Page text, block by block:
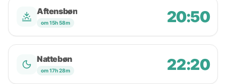
Aftensbøn
om 15h 58m 20:50
Nattebøn
om 17h 28m 22:20